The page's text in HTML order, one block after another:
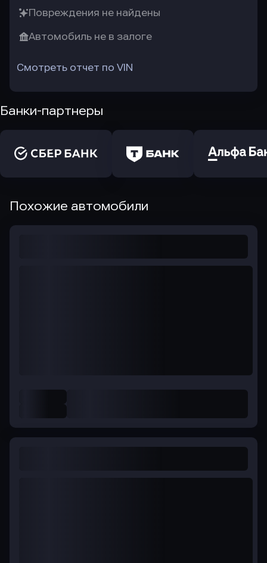
Повреждения не найдены
Автомобиль не в залоге
Смотреть отчет по VIN
Банки-партнеры
Похожие автомобили